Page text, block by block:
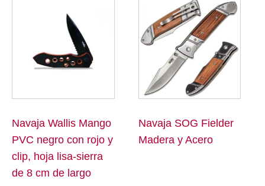
Navaja Wallis Mango
PVC negro con rojo y
clip, hoja lisa-sierra
de 8 cm de largo
Navaja SOG Fielder
Madera y Acero